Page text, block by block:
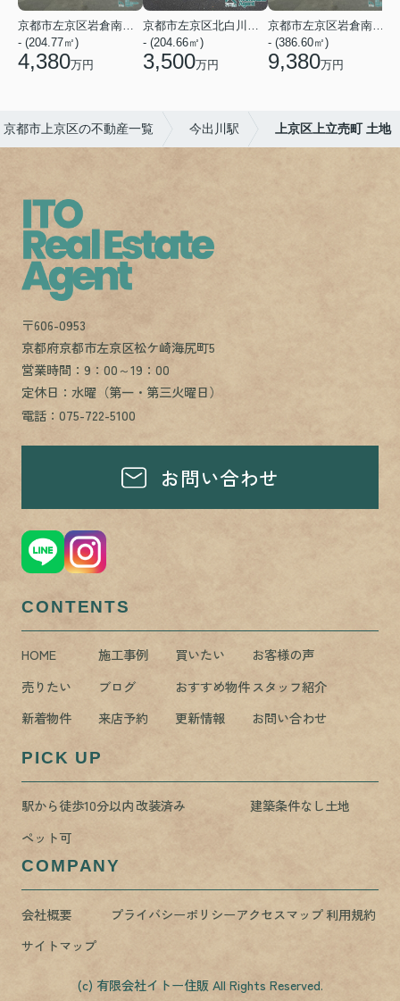
- (204.77㎡)
4,380万円
- (204.66㎡)
3,500万円
- (386.60㎡)
9,380万円
京都市上京区の不動産一覧 今出川駅 上京区上立売町 土地
〒606-0953
京都府京都市左京区松ケ崎海尻町5
営業時間：9：00～19：00
定休日：水曜（第一・第三火曜日）
電話：075-722-5100
お問い合わせ
CONTENTS
HOME 施工事例 買いたい
お客様の声
売りたい
ブログ おすすめ物件スタッフ紹介
新着物件
来店予約 更新情報 お問い合わせ
PICK UP
駅から徒歩10分以内改装済み
建築条件なし土地
ペット可
COMPANY
会社概要 プライバシーポリシーアクセスマップ利用規約
サイトマップ
(c) 有限会社イトー住販 All Rights Reserved.